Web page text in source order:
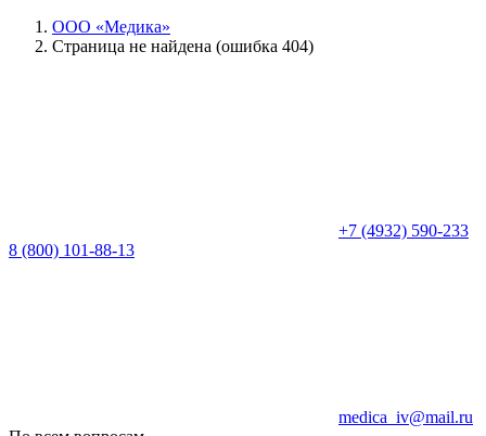
ООО «Медика»
Страница не найдена (ошибка 404)
+7 (4932) 590-233
8 (800) 101-88-13
medica_iv@mail.ru